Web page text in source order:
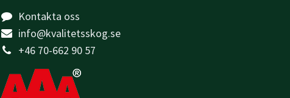
Kontakta oss
info@kvalitetsskog.se
+46 70-662 90 57